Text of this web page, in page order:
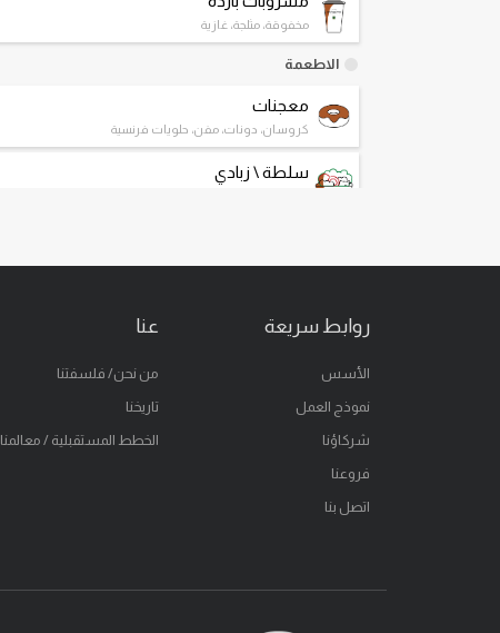
مخفوقة، مثلجة، غازية
الاطعمة
معجنات
كروسان، دونات، مفن، حلويات فرنسية
سلطة \ زبادي
كيك وتشيز كيك طازجة
ساندويتش طازج كالعادة
خذ على طريقك
روابط سريعة
الأسس
نموذج العمل
شركاؤنا
فروعنا
اتصل بنا
عنا
من نحن/ فلسفتنا
تاريخنا
الخطط المستقبلية / معالمنا